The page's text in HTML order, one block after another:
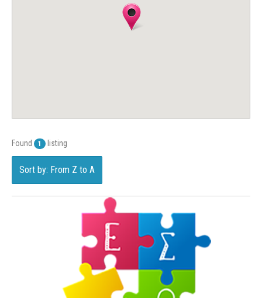
Found 1 listing
Sort by: From Z to A